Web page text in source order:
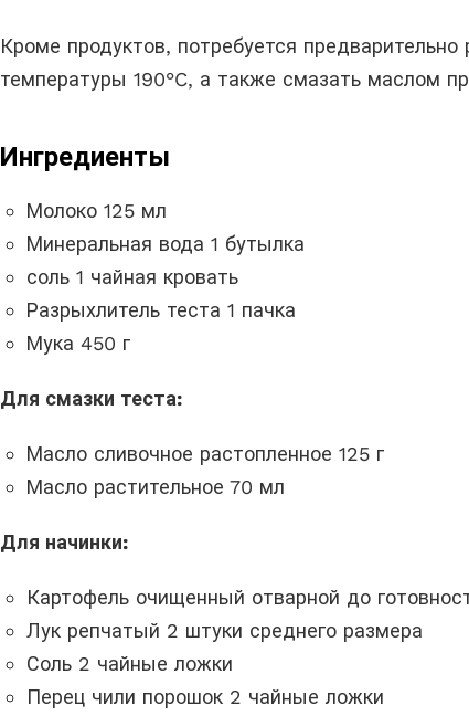
Кроме продуктов, потребуется предварительно
температуры 190°C, а также смазать маслом
Ингредиенты
Молоко 125 мл
Минеральная вода 1 бутылка
соль 1 чайная кровать
Разрыхлитель теста 1 пачка
Мука 450 г
Для смазки теста:
Масло сливочное растопленное 125 г
Масло растительное 70 мл
Для начинки:
Картофель очищенный отварной до
Лук репчатый 2 штуки среднего размера
Соль 2 чайные ложки
Перец чили порошок 2 чайные ложки